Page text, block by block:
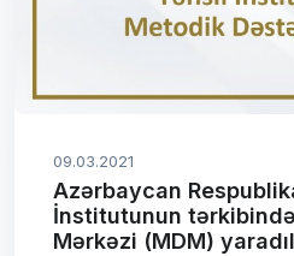
09.03.2021
Azərbaycan
İnstitutunun
Mərkəzi (MDM)